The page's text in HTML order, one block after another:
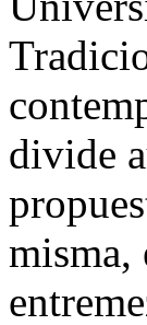
divide
misma,